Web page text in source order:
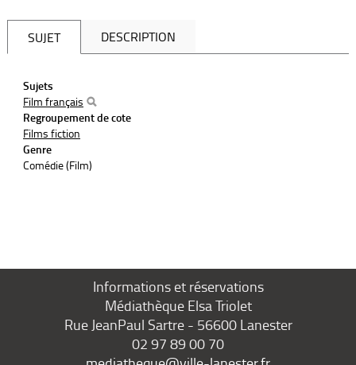
SUJET DESCRIPTION
Sujets
Film français
Regroupement de cote
Films fiction
Genre
Comédie (Film)
Informations et réservations
Médiathèque Elsa Triolet
Rue JeanPaul Sartre - 56600 Lanester
02 97 89 00 70